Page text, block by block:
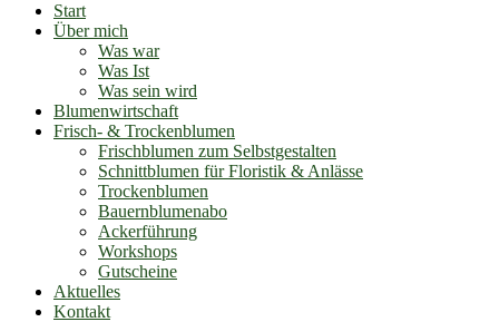
Start
Über mich
Was war
Was Ist
Was sein wird
Blumenwirtschaft
Frisch- & Trockenblumen
Frischblumen zum Selbstgestalten
Schnittblumen für Floristik & Anlässe
Trockenblumen
Bauernblumenabo
Ackerführung
Workshops
Gutscheine
Aktuelles
Kontakt